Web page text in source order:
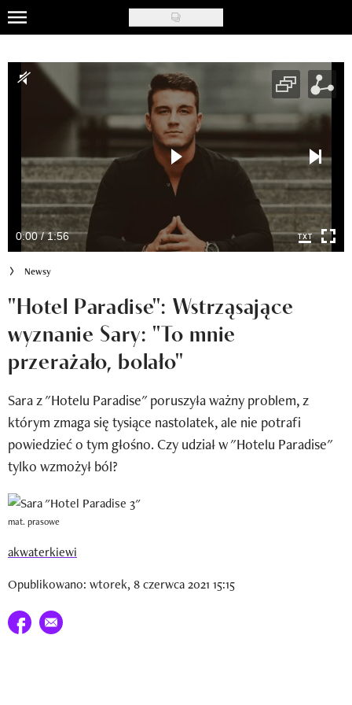
Skip
to
main
content
Moda
Styl życia
Nasze akcje
Inspiracje
Newsy
Newsletter
Wizaz Summer Influ School
Mój profil / Zarejestruj się
0:00 / 1:56
Newsy
"Hotel Paradise": Wstrząsające
wyznanie Sary: "To mnie
przerażało, bolało"
Sara z "Hotelu Paradise" poruszyła ważny problem, z
którym zmaga się tysiące nastolatek, ale nie potrafi
powiedzieć o tym głośno. Czy udział w "Hotelu Paradise"
tylko wzmożył ból?
mat. prasowe
akwaterkiewi
Opublikowano: wtorek, 8 czerwca 2021 15:15
Udostępnij na facebook
E-mail do przyjaciela